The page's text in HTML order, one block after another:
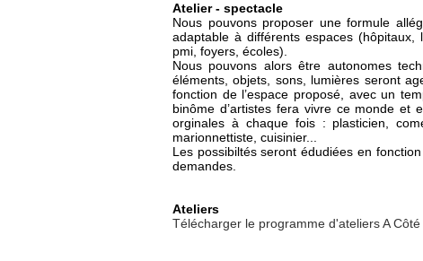
Atelier - spectacle
Nous pouvons proposer une formule
adaptable à différents espaces (hôpitaux,
pmi, foyers, écoles).
Nous pouvons alors être autonomes
éléments, objets, sons, lumières seront
fonction de l’espace proposé, avec un
binôme d’artistes fera vivre ce monde et
orginales à chaque fois : plasticien,
marionnettiste, cuisinier...
Les possibiltés seront édudiées en
demandes.
Ateliers
Télécharger le programme d'ateliers A